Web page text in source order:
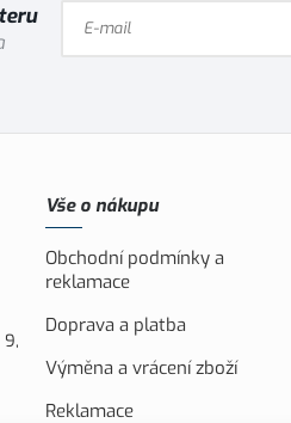
Vše o nákupu
Obchodní podmínky a
reklamace
Doprava a platba
Výměna a vrácení zboží
Reklamace